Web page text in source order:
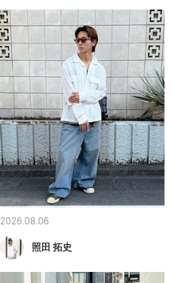
2026.08.06
照田 拓史